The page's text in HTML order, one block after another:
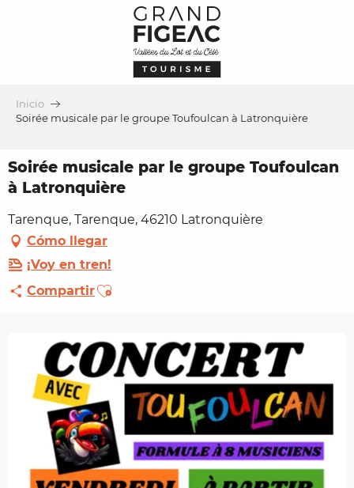
Inicio
Soirée musicale par le groupe Toufoulcan à Latronquière
Soirée musicale par le groupe Toufoulcan
à Latronquière
Tarenque, Tarenque, 46210 Latronquière
Cómo llegar
¡Voy en tren!
CompartirAjouter aux favoris